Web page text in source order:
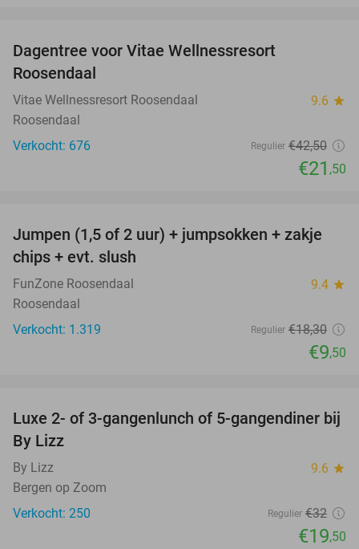
Dagentree voor Vitae Wellnessresort
Roosendaal
Vitae Wellnessresort Roosendaal 9.6 star
Roosendaal
Verkocht: 676
Regulier €42,50
€21 ,50
48%
Jumpen (1,5 of 2 uur) + jumpsokken + zakje
chips + evt. slush
FunZone Roosendaal 9.4 star
Roosendaal
Verkocht: 1.319
Regulier €18,30
€9,50
39%
Luxe 2- of 3-gangenlunch of 5-gangendiner bij
By Lizz
By Lizz 9.6 star
Bergen op Zoom
Verkocht: 250
Regulier €32
€19,50